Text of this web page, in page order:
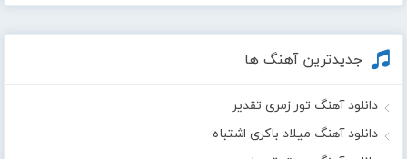
جدیدترین آهنگ ها
دانلود آهنگ تور زمری تقدیر
دانلود آهنگ میلاد باکری اشتباه